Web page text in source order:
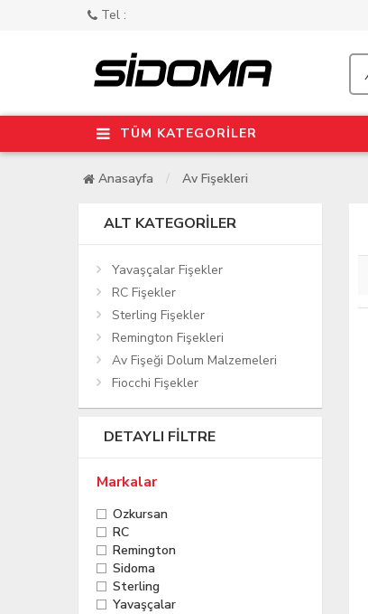
Tel :
TÜM KATEGORİLER
Anasayfa Av Fişekleri
ALT KATEGORILER
Yavaşçalar Fişekler
RC Fişekler
Sterling Fişekler
Remington Fişekleri
Av Fişeği Dolum Malzemeleri
Fiocchi Fişekler
DETAYLI FILTRE
Markalar
Özkursan
RC
Remington
Sidoma
Sterling
Yavaşçalar